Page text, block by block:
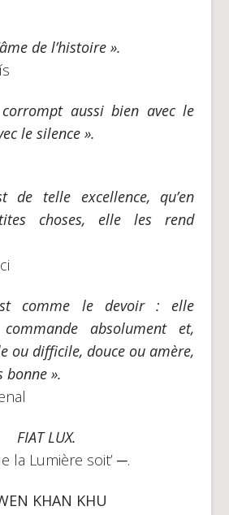
de l’histoire ».
aussi bien avec le
le silence ».
de telle excellence, qu’en
choses, elle les rend
comme le devoir : elle
commande absolument et,
ou difficile, douce ou amère,
bonne ».
FIAT LUX.
la Lumière soit’ ─.
KHAN KHU